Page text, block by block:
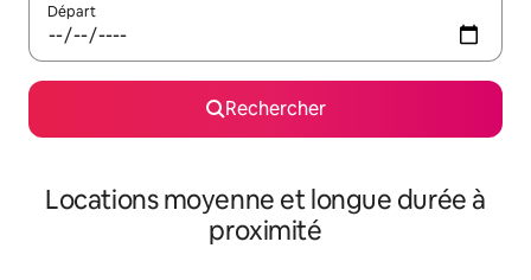
Départ
Rechercher
Locations moyenne et longue durée à
proximité